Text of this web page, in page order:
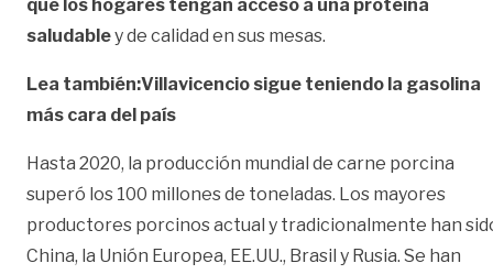
que los hogares tengan acceso a una proteína
saludabley de calidad en sus mesas.
Lea también:Villavicencio sigue teniendo la gasolina
más cara del país
Hasta 2020, la producción mundial de carne porcina
superó los 100 millones de toneladas. Los mayores
productores porcinos actual y tradicionalmente han
China, la Unión Europea, EE.UU., Brasil y Rusia. Se han